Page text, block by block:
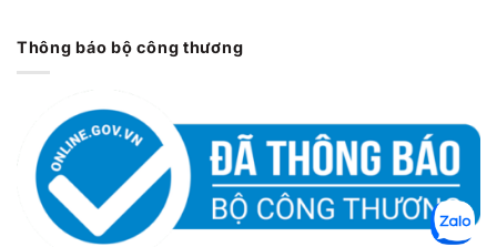
Thông báo bộ công thương